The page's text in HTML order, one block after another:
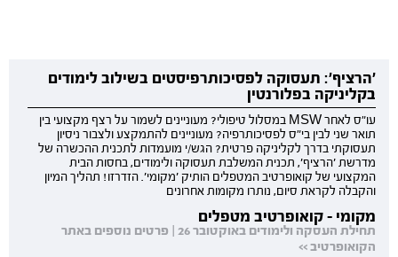
'הרציף': תעסוקה לפסיכותרפיסטים בשילוב לימודים
בקליניקה בפלורנטין
עו"ס לאחר MSW במסלול טיפולי? מעוניינים לשמור על רצף מקצועי בין
תואר שני לבין בי"ס לפסיכותרפיה? מעוניינים להתמקצע ולצבור ניסיון
תעסוקתי בדרך לקליניקה פרטית? הגש/י מועמדות לתכנית ההכשרה של
מדרשת 'הרציף', תכנית המשלבת תעסוקה ולימודים, בחסות הבית
המקצועי של קואופרטיב המטפלים הותיק 'מקומי'. הזדרזו! תהליך המיון
והקבלה לקראת סיום, נותרו מקומות אחרונים
מקומי - קואופרטיב מטפלים
תחילת העסקה ולימודים באוקטובר 26 | פרטים נוספים באתר
הקואופרטיב >>